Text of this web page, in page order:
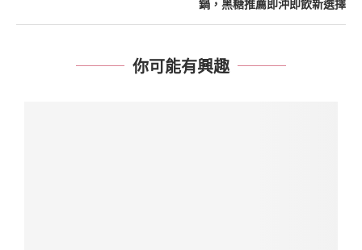
鍋，黑糖推薦即沖即飲新選擇
你可能有興趣